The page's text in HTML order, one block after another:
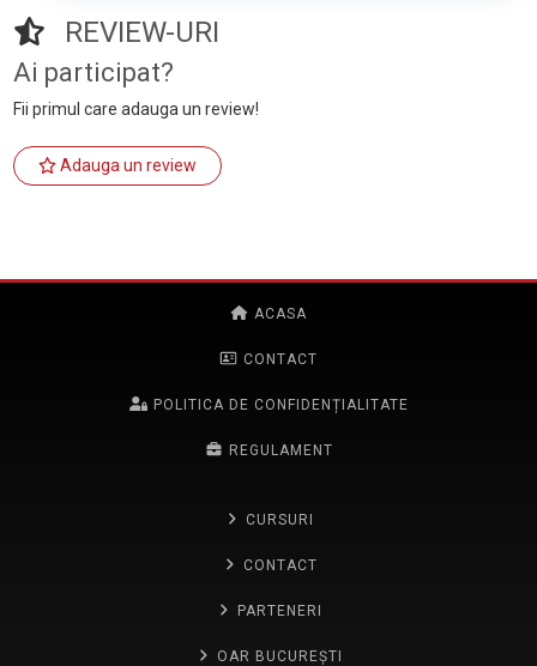
REVIEW-URI
Ai participat?
Fii primul care adauga un review!
Adauga un review
ACASA
CONTACT
POLITICA DE CONFIDENȚIALITATE
REGULAMENT
CURSURI
CONTACT
PARTENERI
OAR BUCUREȘTI